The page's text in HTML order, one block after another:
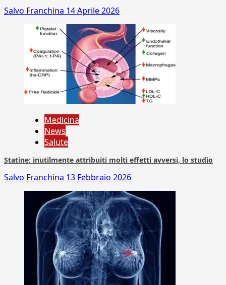
Salvo Franchina 14 Aprile 2026
Medicina
News
Salute
Statine: inutilmente attribuiti molti effetti avversi, lo studio
Salvo Franchina 13 Febbraio 2026